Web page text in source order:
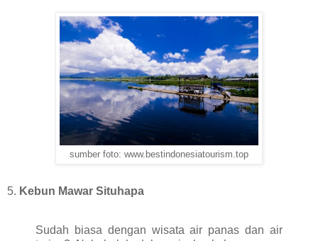
sumber foto: www.bestindonesiatourism.top
5. Kebun Mawar Situhapa
Sudah biasa dengan wisata air panas dan air